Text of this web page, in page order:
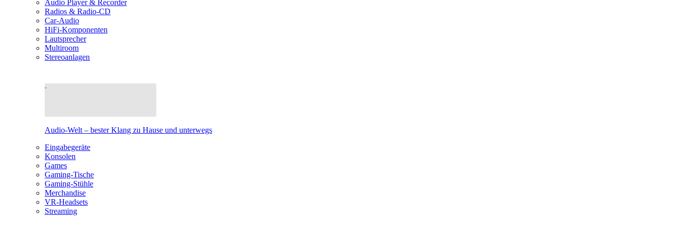
Audio Player & Recorder
Radios & Radio-CD
Car-Audio
HiFi-Komponenten
Lautsprecher
Multiroom
Stereoanlagen
Audio-Welt – bester Klang zu Hause und unterwegs
Eingabegeräte
Konsolen
Games
Gaming-Tische
Gaming-Stühle
Merchandise
VR-Headsets
Streaming